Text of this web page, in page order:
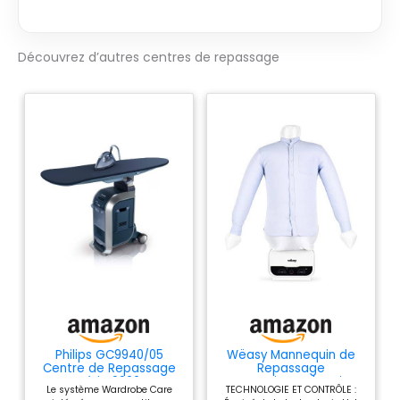
FREEGLIDE 3D ULTRA
incurvée vers le
glisser à 360° dans
toutes les
directions, même
en arrière, en évitant
les accrocs sur
boutons, poches et
fermetures MODE
iCARE POUR TOUS LES
intelligente adaptée
à tous les textiles,
des plus délicats
aux plus épais, pour
Découvrez d’autres centres de repassage
Philips GC9940/05
Centre de Repassage
Série 9900
Le système Wardrobe Care
Wëasy Mannequin de
Repassage
Automatique Chemises
et Linge IRO320,
TECHNOLOGIE ET CONTRÔLE :